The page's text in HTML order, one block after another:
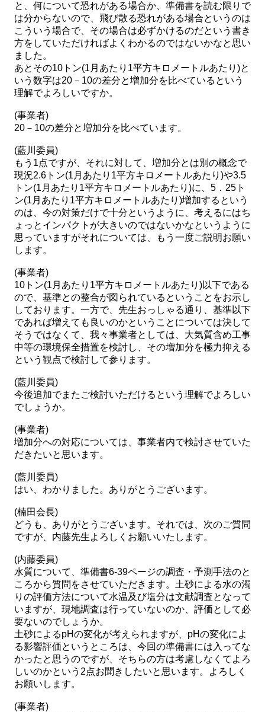
と、何について恐れがある場合か、準備書を読む限りで
は分からないので、飛び散る恐れがある場合というのは
こういう場合で、その場合は必ずかけるのだという書き
方をしていただければよくわかるのではないかなと思い
ました。
あとその10トン(1月あたり1平方キロメートルあたり)と
いう数字は20－10の差分と増加分を比べているという
理解でよろしいですか。
(事業者)
20－10の差分と増加分を比べています。
(藍川委員)
もう1点ですが、それに対して、増加分とは別の概念で
現況2.6トン(1月あたり1平方キロメートルあたり)や3.5
トン(1月あたり1平方キロメートルあたり)に、5．25ト
ン(1月あたり1平方キロメートルあたり)増加するという
のは、今の対策だけで十分というように、考えるにはち
ょっとインパクトが大きいのではないかなというように
思っていますがそれについては、もう一度ご説明お願い
します。
(事業者)
10トン(1月あたり1平方キロメートルあたり)以下である
ので、基準との整合が図られているということをお示し
しております。一方で、先生おっしゃる通り、基準以下
であれば増えても良いのかということについては決して
そうではなくて、我々事業者としては、大気質含め工事
中等の環境保全措置を検討し、その増加分を極力抑える
という観点で検討して参ります。
(藍川委員)
今後追加でまたご検討いただけるという理解でよろしい
でしょうか。
(事業者)
増加分への対応については、事業者内で検討させていた
だきたいと思います。
(藍川委員)
はい、わかりました。ありがとうございます。
(楠田会長)
どうも、ありがとうございます。それでは、次のご質問
ですが、内藤先生よろしくお願いいたします。
(内藤委員)
水質について、準備書6-39ページの調査・予測手法のと
ころから質問をさせていただきます。土砂による水の濁
りの評価方法について水温及び塩分は文献調査となって
いますが、現地調査は行っていないのか、評価として必
要ないのでしょうか。
土砂によるpHの変化が考えられますが、pHの変化によ
る影響評価というところは、今回の準備書には入ってな
かったと思うのですが、そちらの方は考慮しなくてよろ
しいのかという2点お聞きしたいと思います。よろしく
お願いします。
(事業者)